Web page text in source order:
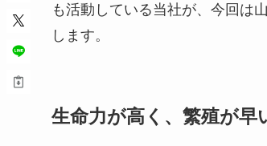
も活動している当社が、今回は
します。
生命力が高く、繁殖が早